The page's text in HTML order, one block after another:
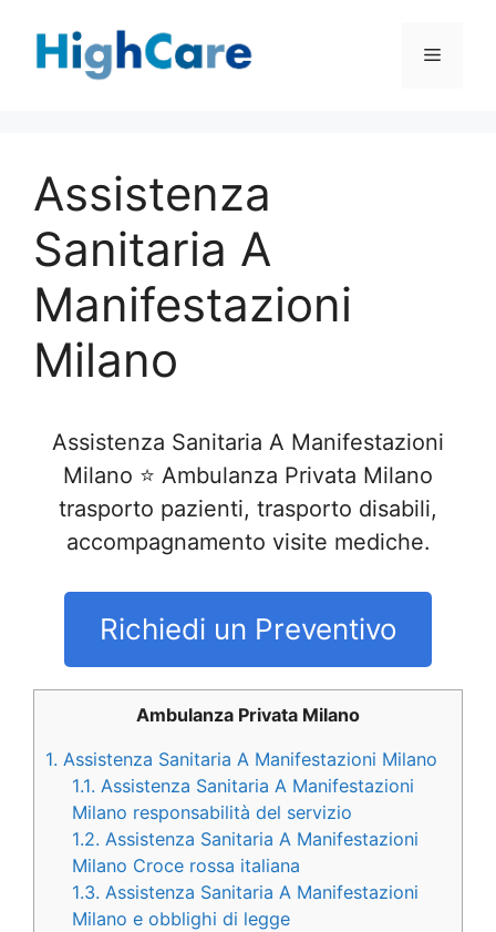
contenuto
Menu
Assistenza
Sanitaria A
Manifestazioni
Milano
Assistenza Sanitaria A Manifestazioni
Milano ⭐ Ambulanza Privata Milano
trasporto pazienti, trasporto disabili,
accompagnamento visite mediche.
Richiedi un Preventivo
Ambulanza Privata Milano
1. Assistenza Sanitaria A Manifestazioni Milano
1.1. Assistenza Sanitaria A Manifestazioni
Milano responsabilità del servizio
1.2. Assistenza Sanitaria A Manifestazioni
Milano Croce rossa italiana
1.3. Assistenza Sanitaria A Manifestazioni
Milano e obblighi di legge